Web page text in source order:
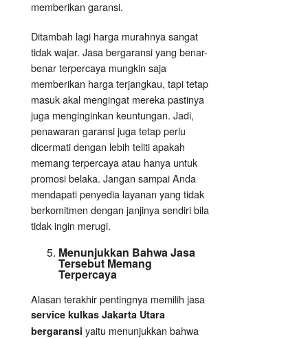
memberikan garansi.
Ditambah lagi harga murahnya sangat
tidak wajar. Jasa bergaransi yang benar-
benar terpercaya mungkin saja
memberikan harga terjangkau, tapi tetap
masuk akal mengingat mereka pastinya
juga menginginkan keuntungan. Jadi,
penawaran garansi juga tetap perlu
dicermati dengan lebih teliti apakah
memang terpercaya atau hanya untuk
promosi belaka. Jangan sampai Anda
mendapati penyedia layanan yang tidak
berkomitmen dengan janjinya sendiri bila
tidak ingin merugi.
Menunjukkan Bahwa Jasa
Tersebut Memang
Terpercaya
Alasan terakhir pentingnya memilih jasa
service kulkas Jakarta Utara
bergaransi yaitu menunjukkan bahwa